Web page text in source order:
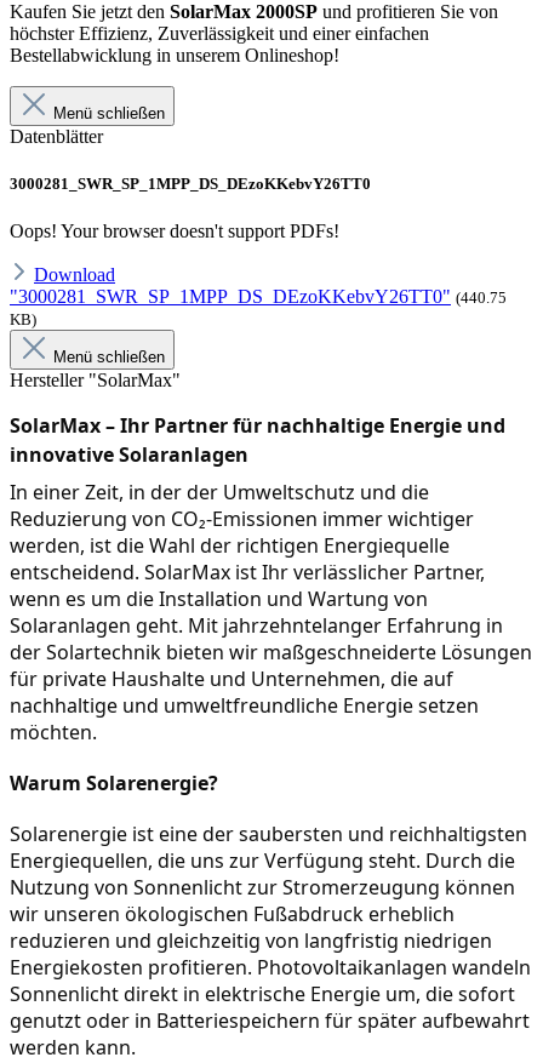
Kaufen Sie jetzt den SolarMax 2000SP und profitieren Sie von
höchster Effizienz, Zuverlässigkeit und einer einfachen
Bestellabwicklung in unserem Onlineshop!
Menü schließen
Datenblätter
3000281_SWR_SP_1MPP_DS_DEzoKKebvY26TT0
Oops! Your browser doesn't support PDFs!
Download
"3000281_SWR_SP_1MPP_DS_DEzoKKebvY26TT0" (440.75
KB)
Menü schließen
Hersteller "SolarMax"
SolarMax – Ihr Partner für nachhaltige Energie und
innovative Solaranlagen
In einer Zeit, in der der Umweltschutz und die
Reduzierung von CO₂-Emissionen immer wichtiger
werden, ist die Wahl der richtigen Energiequelle
entscheidend. SolarMax ist Ihr verlässlicher Partner,
wenn es um die Installation und Wartung von
Solaranlagen geht. Mit jahrzehntelanger Erfahrung in
der Solartechnik bieten wir maßgeschneiderte Lösungen
für private Haushalte und Unternehmen, die auf
nachhaltige und umweltfreundliche Energie setzen
möchten.
Warum Solarenergie?
Solarenergie ist eine der saubersten und reichhaltigsten
Energiequellen, die uns zur Verfügung steht. Durch die
Nutzung von Sonnenlicht zur Stromerzeugung können
wir unseren ökologischen Fußabdruck erheblich
reduzieren und gleichzeitig von langfristig niedrigen
Energiekosten profitieren. Photovoltaikanlagen wandeln
Sonnenlicht direkt in elektrische Energie um, die sofort
genutzt oder in Batteriespeichern für später aufbewahrt
werden kann.